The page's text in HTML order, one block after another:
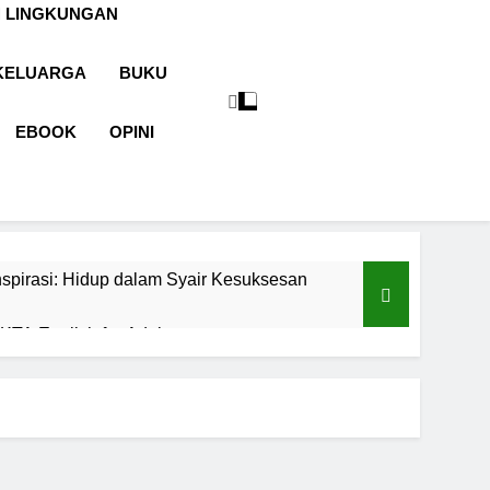
LINGKUNGAN
BUKU
EBOOK OPINI
Hidup dalam Syair Kesuksesan
English for Adults
sebagai Pintu Kehidupan